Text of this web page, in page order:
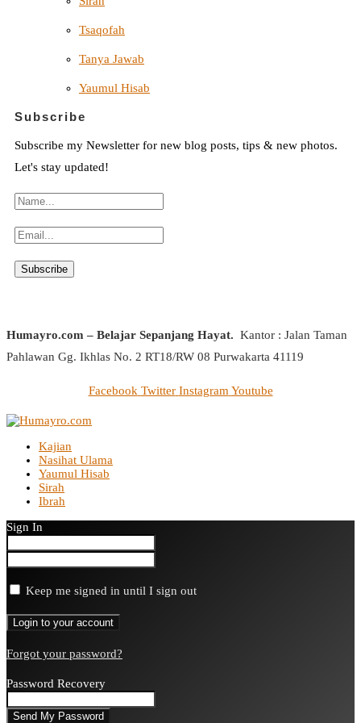
Tsaqofah
Tanya Jawab
Yaumul Hisab
Subscribe
Subscribe my Newsletter for new blog posts, tips & new photos.
Let's stay updated!
Humayro.com – Belajar Sepanjang Hayat. Kantor : Jalan Taman
Pahlawan Gg. Ikhlas No. 2 RT18/RW 08 Purwakarta 41119
Facebook Twitter Instagram Youtube
Kajian
Nasihat Ulama
Yaumul Hisab
Sirah
Ibrah
Sign In
Keep me signed in until I sign out
Forgot your password?
Password Recovery